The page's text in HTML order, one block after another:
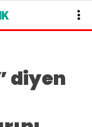
diyen